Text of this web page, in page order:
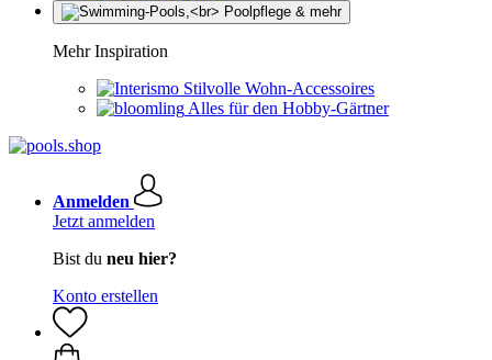
Mehr Inspiration
Stilvolle Wohn-Accessoires
Alles für den Hobby-Gärtner
Anmelden
Jetzt anmelden
Bist du neu hier?
Konto erstellen